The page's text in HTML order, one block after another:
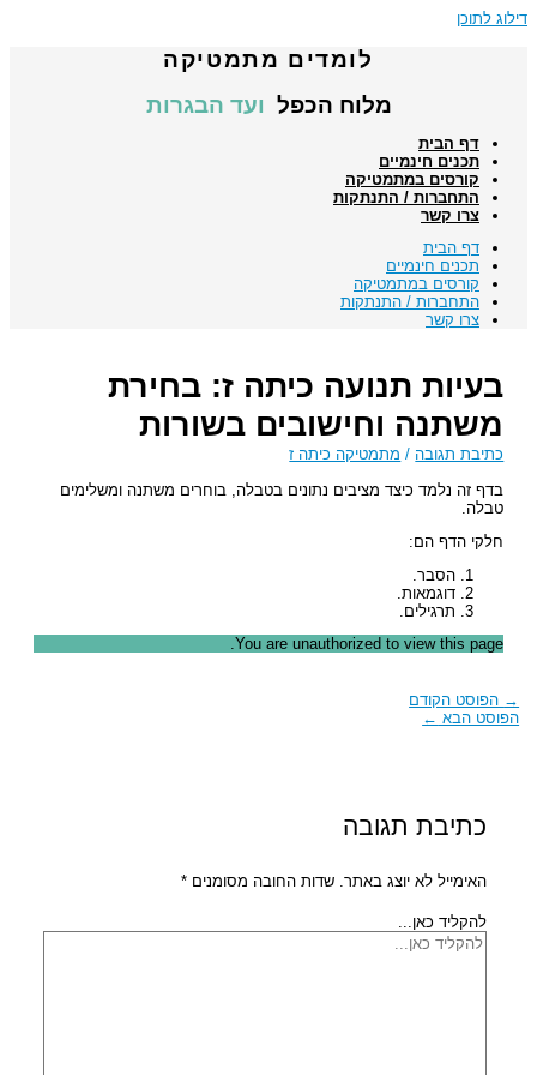
דילוג לתוכן
לומדים מתמטיקה
מלוח הכפל ועד הבגרות
דף הבית
תכנים חינמיים
קורסים במתמטיקה
התחברות / התנתקות
צרו קשר
דף הבית
תכנים חינמיים
קורסים במתמטיקה
התחברות / התנתקות
צרו קשר
בעיות תנועה כיתה ז: בחירת
משתנה וחישובים בשורות
כתיבת תגובה / מתמטיקה כיתה ז
בדף זה נלמד כיצד מציבים נתונים בטבלה, בוחרים משתנה ומשלימים
טבלה.
חלקי הדף הם:
הסבר.
דוגמאות.
תרגילים.
You are unauthorized to view this page.
→ הפוסט הקודם
הפוסט הבא ←
כתיבת תגובה
האימייל לא יוצג באתר. שדות החובה מסומנים*
להקליד כאן...